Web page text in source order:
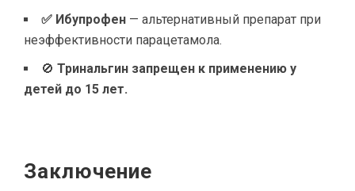
✅ Ибупрофен — альтернативный препарат при
неэффективности парацетамола.
🚫 Тринальгин запрещен к применению у
детей до 15 лет.
Заключение